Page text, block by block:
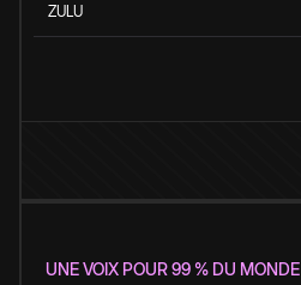
ZULU
UNE VOIX POUR 99 % DU MONDE